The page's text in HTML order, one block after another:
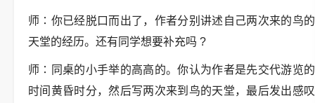
师∶你已经脱口而出了，作者分别讲述自己两次来的鸟的
天堂的经历。还有同学想要补充吗 ?
师∶同桌的小手举的高高的。你认为作者是先交代游览的
时间黄昏时分，然后写两次来到鸟的天堂，最后发出感叹